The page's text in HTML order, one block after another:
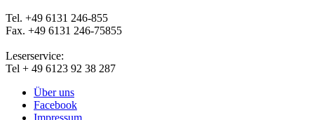
Tel. +49 6131 246-855
Fax. +49 6131 246-75855
Leserservice:
Tel + 49 6123 92 38 287
Über uns
Facebook
Impressum